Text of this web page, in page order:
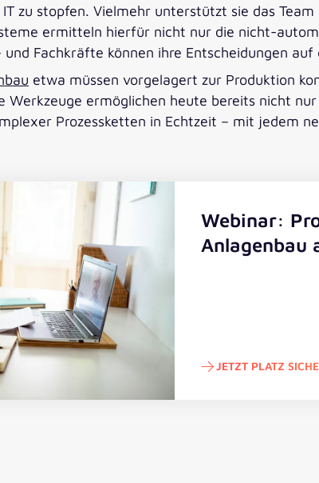
zu stopfen. Vielmehr unterstützt sie das
ermitteln hierfür nicht nur die nicht-
Fachkräfte können ihre Entscheidungen
etwa müssen vorgelagert zur Produktion
Werkzeuge ermöglichen heute bereits nicht
Prozessketten in Echtzeit – mit jedem
Webinar:
Anlagenbau
JETZT PLATZ